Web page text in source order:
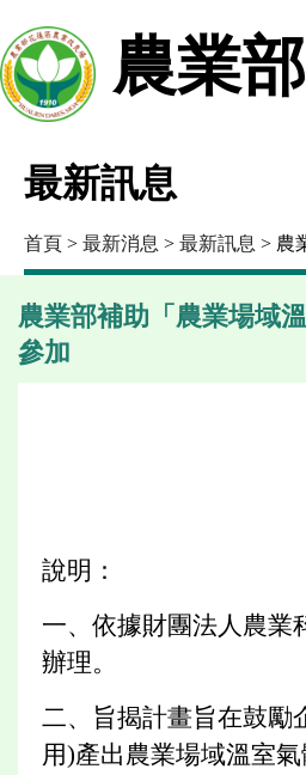
農業
最新訊息
首頁 > 最新消息 > 最新訊息 > 農
農業部補助「農業場域
參加
說明：
一、依據財團法人農業
辦理。
二、旨揭計畫旨在鼓勵
用)產出農業場域溫室